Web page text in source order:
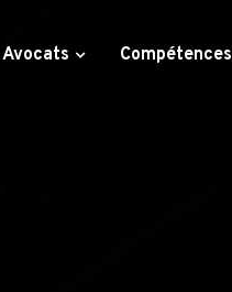
Avocats Compétences